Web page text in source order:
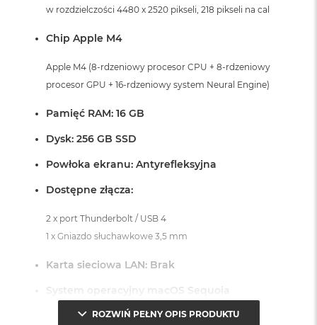
w rozdzielczości 4480 x 2520 pikseli, 218 pikseli na cal
Chip Apple M4
Apple M4 (8-rdzeniowy procesor CPU + 8-rdzeniowy
procesor GPU + 16-rdzeniowy system Neural Engine)
Pamięć RAM: 16 GB
Dysk: 256 GB SSD
Powłoka ekranu: Antyrefleksyjna
Dostępne złącza:
2 x port Thunderbolt / USB 4
1 x Gniazdo słuchawkowe 3,5 mm
Karta sieciowa LAN: Brak
System operacyjny macOS Sequoia
- lub nowszy, z darmową aktualizacją.
ROZWIŃ PEŁNY OPIS PRODUKTU